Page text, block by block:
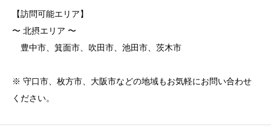
【訪問可能エリア】
〜 北摂エリア 〜
豊中市、箕面市、吹田市、池田市、茨木市
※ 守口市、枚方市、大阪市などの地域もお気軽にお問い合わせ
ください。